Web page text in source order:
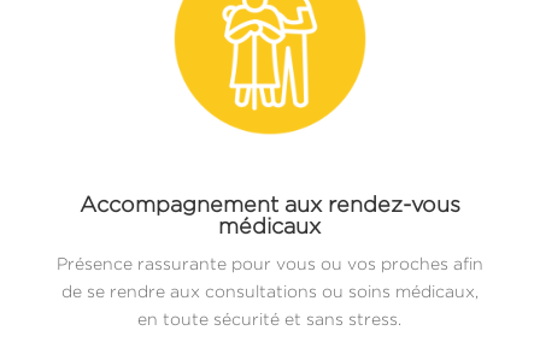
Accompagnement aux rendez-vous
médicaux
Présence rassurante pour vous ou vos proches afin
de se rendre aux consultations ou soins médicaux,
en toute sécurité et sans stress.